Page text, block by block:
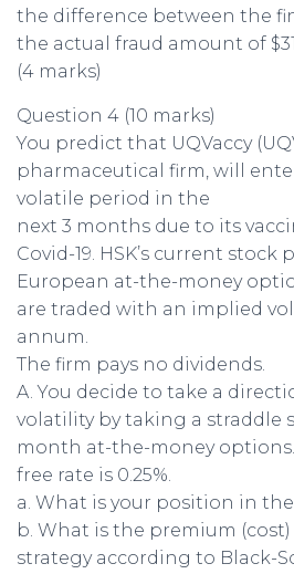
the difference between the
the actual fraud amount of
(4 marks)
Question 4 (10 marks)
You predict that UQVaccy
pharmaceutical firm, will
volatile period in the
next 3 months due to its
Covid-19. HSK’s current stock
European at-the-money
are traded with an implied
annum.
The firm pays no dividends.
A. You decide to take a
volatility by taking a straddle
month at-the-money
free rate is 0.25%.
a. What is your position in the
b. What is the premium
strategy according to Black-